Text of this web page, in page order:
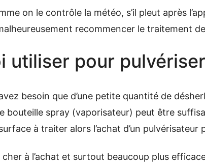
on le contrôle la météo, s’il pleut après
recommencer le traitement
utiliser pour
besoin que d’une petite quantité de
bouteille spray (vaporisateur) peut être
à traiter alors l’achat d’un
cher à l’achat et surtout beaucoup plus